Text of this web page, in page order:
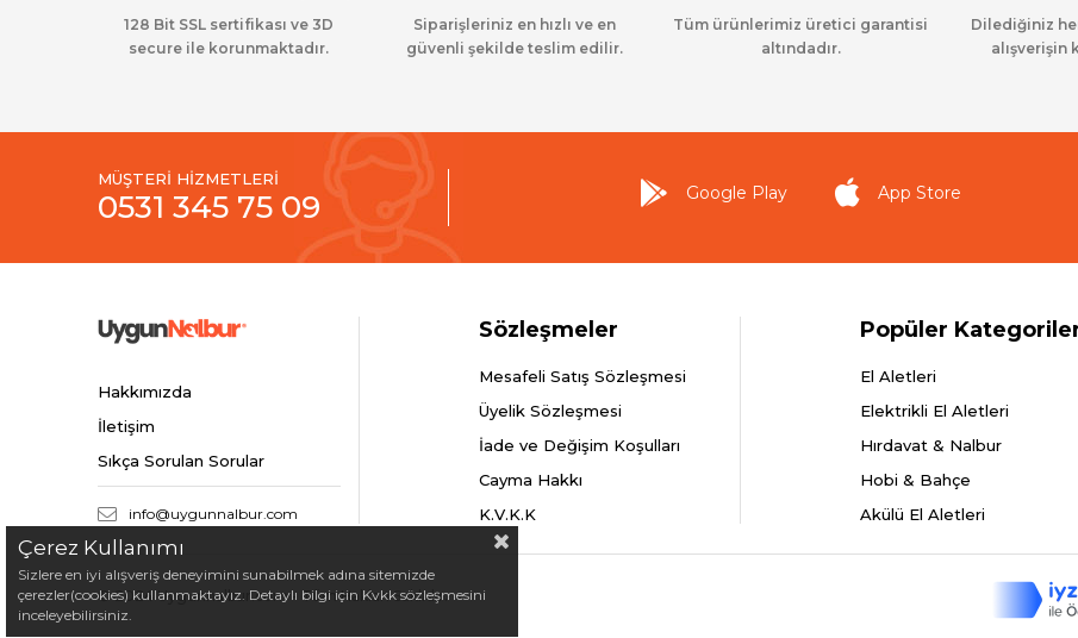
128 Bit SSL sertifikası ve 3D
secure ile korunmaktadır.
Siparişleriniz en hızlı ve en
güvenli şekilde teslim edilir.
Tüm ürünlerimiz üretici garantisi
altındadır.
Dilediğiniz
alışverişin
MÜŞTERİ HİZMETLERİ
0531 345 75 09 Google Play App Store
Hakkımızda
İletişim
Sıkça Sorulan Sorular
info@uygunnalbur.com
Sözleşmeler
Mesafeli Satış Sözleşmesi
Üyelik Sözleşmesi
İade ve Değişim Koşulları
Cayma Hakkı
K.V.K.K
Popüler
El Aletleri
Elektrikli El Aletleri
Hırdavat & Nalbur
Hobi & Bahçe
Akülü El Aletleri
© 2024 Uygunnalbur.com - Tüm Hakları Saklıdır.
Çerez Kullanımı
Sizlere en iyi alışveriş deneyimini sunabilmek adına sitemizde
çerezler(cookies) kullanmaktayız. Detaylı bilgi için Kvkk sözleşmesini
inceleyebilirsiniz.